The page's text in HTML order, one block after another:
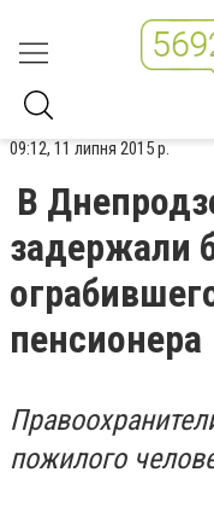
09:12, 11 липня 2015 р.
В
задержали
пенсионера
пожилого